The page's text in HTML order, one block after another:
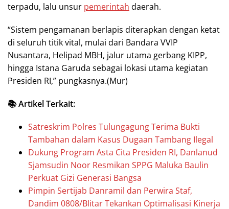
terpadu, lalu unsur pemerintah daerah.
“Sistem pengamanan berlapis diterapkan dengan ketat
di seluruh titik vital, mulai dari Bandara VVIP
Nusantara, Helipad MBH, jalur utama gerbang KIPP,
hingga Istana Garuda sebagai lokasi utama kegiatan
Presiden RI,” pungkasnya.(Mur)
📚 Artikel Terkait:
Satreskrim Polres Tulungagung Terima Bukti
Tambahan dalam Kasus Dugaan Tambang Ilegal
Dukung Program Asta Cita Presiden RI, Danlanud
Sjamsudin Noor Resmikan SPPG Maluka Baulin
Perkuat Gizi Generasi Bangsa
Pimpin Sertijab Danramil dan Perwira Staf,
Dandim 0808/Blitar Tekankan Optimalisasi Kinerja